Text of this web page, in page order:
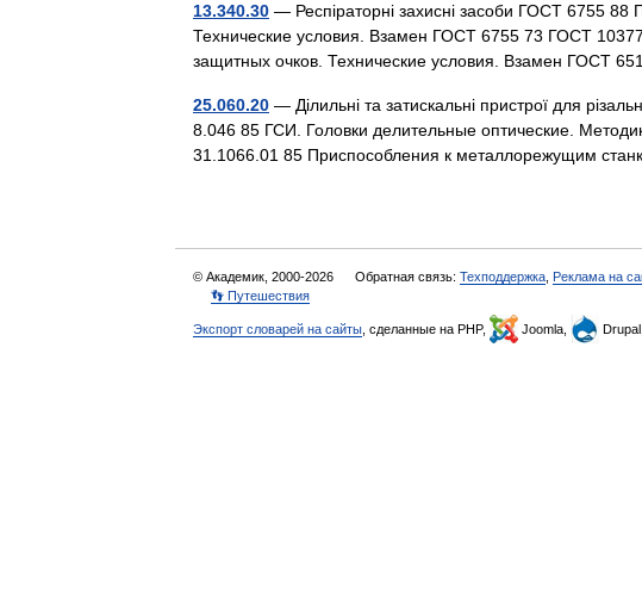
13.340.30 — Респіраторні захисні засоби ГОСТ 6755 88
Технические условия. Взамен ГОСТ 6755 73 ГОСТ
защитных очков. Технические условия. Взамен ГОСТ
25.060.20 — Ділильні та затискальні пристрої для
8.046 85 ГСИ. Головки делительные оптические.
31.1066.01 85 Приспособления к металлорежущим
© Академик, 2000-2026 Обратная связь: Техподдержка Реклама на
👣 Путешествия
Экспорт словарей на сайты , сделанные на PHP, Joomla, Drupal,